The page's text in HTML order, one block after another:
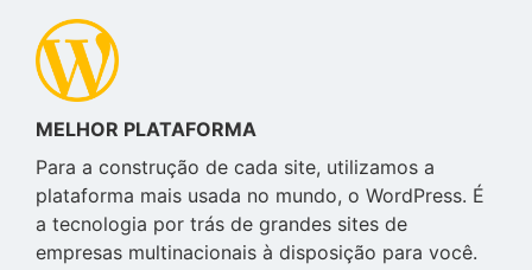
MELHOR PLATAFORMA
Para a construção de cada site, utilizamos a
plataforma mais usada no mundo, o WordPress. É
a tecnologia por trás de grandes sites de
empresas multinacionais à disposição para você.